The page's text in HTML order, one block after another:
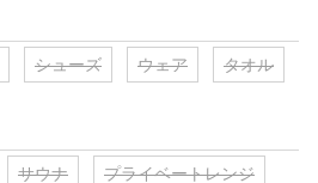
シューズ ウェア タオル
サウナ プライベートレンジ